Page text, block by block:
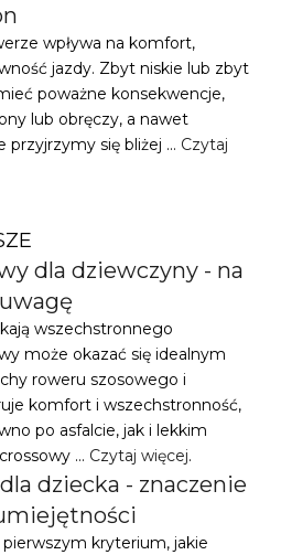
wpływa na komfort,
jazdy. Zbyt niskie lub zbyt
poważne konsekwencje,
lub obręczy, a nawet
się bliżej … Czytaj
dla dziewczyny - na
wszechstronnego
może okazać się idealnym
roweru szosowego i
komfort i wszechstronność,
po asfalcie, jak i lekkim
… Czytaj więcej.
dziecka - znaczenie
kryterium, jakie